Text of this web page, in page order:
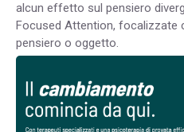
alcun effetto sul pensiero
Focused Attention, focalizzate
pensiero o oggetto.